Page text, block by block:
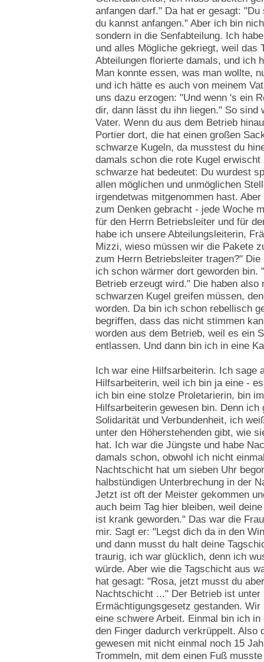
anfangen darf." Da hat er gesagt:
du kannst anfangen." Aber ich bin
sondern in die Senfabteilung. Ich
und alles Mögliche gekriegt, weil das
Abteilungen florierte damals, und ich
Man konnte essen, was man wollte,
und ich hätte es auch von meinem
uns dazu erzogen: "Und wenn 's ein
dir, dann lässt du ihn liegen." So sind
Vater. Wenn du aus dem Betrieb
Portier dort, die hat einen großen
schwarze Kugeln, da musstest du
damals schon die rote Kugel
schwarze hat bedeutet: Du wurdest
allen möglichen und unmöglichen
irgendetwas mitgenommen hast.
zum Denken gebracht - jede Woche
für den Herrn Betriebsleiter und für
habe ich unsere Abteilungsleiterin,
Mizzi, wieso müssen wir die Pakete
zum Herrn Betriebsleiter tragen?"
ich schon wärmer dort geworden
Betrieb erzeugt wird." Die haben also
schwarzen Kugel greifen müssen,
worden. Da bin ich schon rebellisch
begriffen, dass das nicht stimmen
worden aus dem Betrieb, weil es ein
entlassen. Und dann bin ich in eine
Ich war eine Hilfsarbeiterin. Ich sage
Hilfsarbeiterin, weil ich bin ja eine -
ich bin eine stolze Proletarierin, bin
Hilfsarbeiterin gewesen bin. Denn
Solidarität und Verbundenheit, ich
unter den Höherstehenden gibt, wie
hat. Ich war die Jüngste und habe
damals schon, obwohl ich nicht
Nachtschicht hat um sieben Uhr
halbstündigen Unterbrechung in der
Jetzt ist oft der Meister gekommen
auch beim Tag hier bleiben, weil
ist krank geworden." Das war die
mir. Sagt er: "Legst dich da in den
und dann musst du halt deine
traurig, ich war glücklich, denn ich
würde. Aber wie die Tagschicht aus
hat gesagt: "Rosa, jetzt musst du
Nachtschicht ..." Der Betrieb ist
Ermächtigungsgesetz gestanden.
eine schwere Arbeit. Einmal bin ich
den Finger dadurch verkrüppelt. Also
gewesen mit nicht einmal noch 15
Trommeln, mit dem einen Fuß